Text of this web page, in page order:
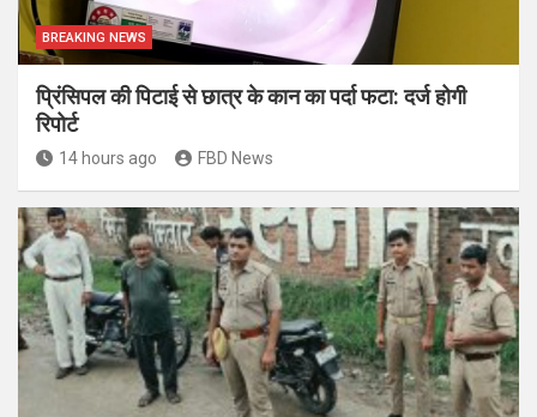
BREAKING NEWS
प्रिंसिपल की पिटाई से छात्र के कान का पर्दा फटा: दर्ज होगी
रिपोर्ट
14 hours ago FBD News